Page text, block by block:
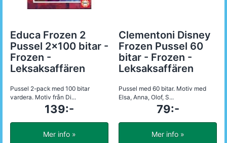
Educa Frozen 2
Pussel 2x100 bitar -
Frozen -
Leksaksaffären
Pussel 2-pack med 100 bitar
vardera. Motiv från Di...
139:-
Mer info »
Clementoni Disney
Frozen Pussel 60
bitar - Frozen -
Leksaksaffären
Pussel med 60 bitar. Motiv med
Elsa, Anna, Olof, S...
79:-
Mer info »